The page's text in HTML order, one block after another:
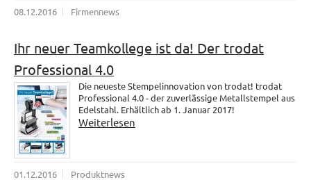
08.12.2016 Firmennews
Ihr neuer Teamkollege ist da! Der trodat
Professional 4.0
Die neueste Stempelinnovation von trodat! trodat
Professional 4.0 - der zuverlässige Metallstempel aus
Edelstahl. Erhältlich ab 1. Januar 2017!
Weiterlesen
01.12.2016 Produktnews